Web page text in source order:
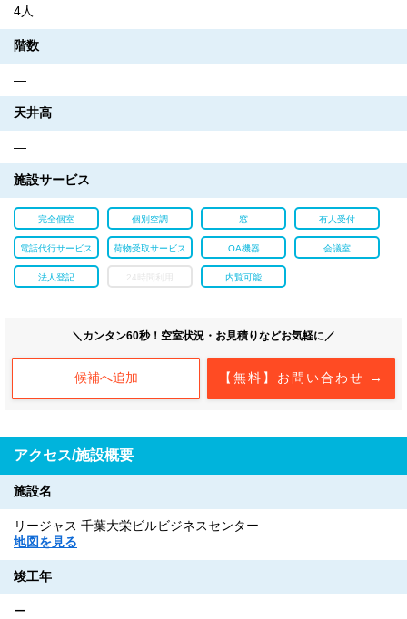
4人
階数
―
天井高
―
施設サービス
完全個室 個別空調 窓 有人受付
電話代行サービス 荷物受取サービス OA機器 会議室
法人登記 24時間利用 内覧可能
＼カンタン60秒！空室状況・お見積りなどお気軽に／
【無料】お問い合わせ →
候補へ追加
アクセス/施設概要
施設名
リージャス 千葉大栄ビルビジネスセンター
地図を見る
竣工年
ー